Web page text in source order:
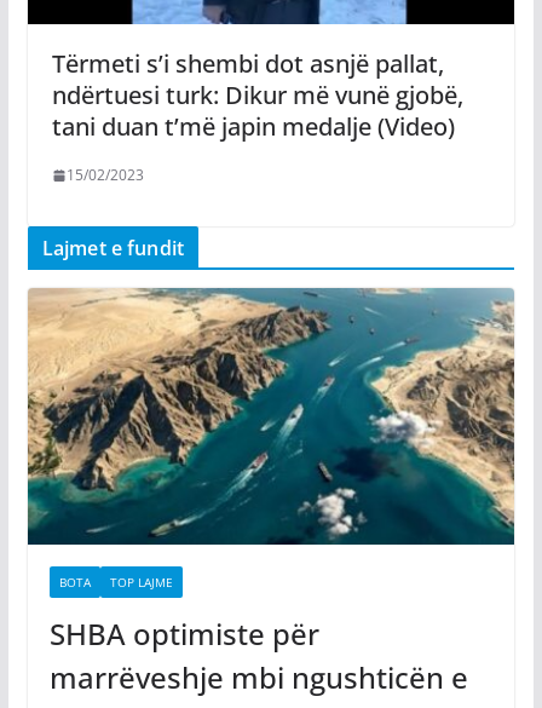
Tërmeti s’i shembi dot asnjë pallat,
ndërtuesi turk: Dikur më vunë gjobë,
tani duan t’më japin medalje (Video)
15/02/2023
Lajmet e fundit
BOTA TOP LAJME
SHBA optimiste për
marrëveshje mbi ngushticën e